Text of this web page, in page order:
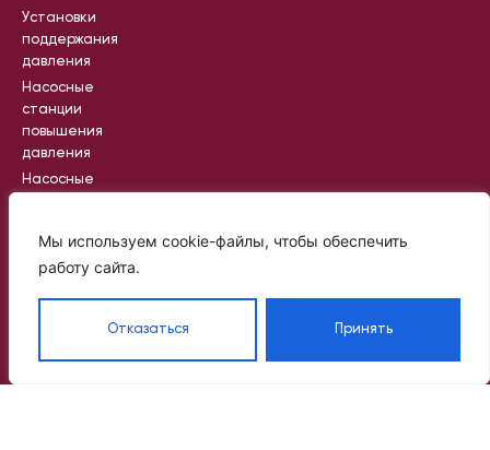
Мы используем cookie-файлы, чтобы обеспечить
работу сайта.
Отказаться Принять
Установки
поддержания
давления
Насосные
станции
повышения
давления
Насосные
Промышленные
насосные